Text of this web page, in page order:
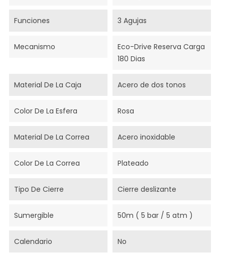
Funciones 3 Agujas
Mecanismo
Eco-Drive Reserva Carga
180 Dias
Material De La Caja Acero de dos tonos
Color De La Esfera Rosa
Material De La Correa Acero inoxidable
Color De La Correa Plateado
Tipo De Cierre Cierre deslizante
Sumergible 50m ( 5 bar / 5 atm )
Calendario No